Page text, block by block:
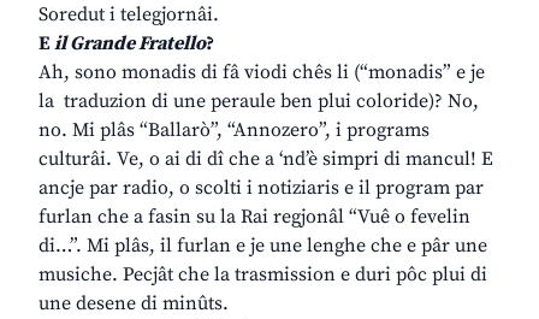
Soredut i telegjornâi.
E il Grande Fratello?
Ah, sono monadis di fâ viodi chês li (“monadis” e je
la traduzion di une peraule ben plui coloride)? No,
no. Mi plâs “Ballarò”, “Annozero”, i programs
culturâi. Ve, o ai di dî che a ‘nd’è simpri di mancul! E
ancje par radio, o scolti i notiziaris e il program par
furlan che a fasin su la Rai regjonâl “Vuê o fevelin
di…”. Mi plâs, il furlan e je une lenghe che e pâr une
musiche. Pecjât che la trasmission e duri pôc plui di
une desene di minûts.